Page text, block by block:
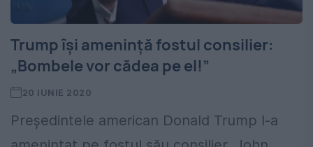
Trump își amenință fostul consilier:
„Bombele vor cădea pe el!”
20 IUNIE 2020
Preşedintele american Donald Trump l-a